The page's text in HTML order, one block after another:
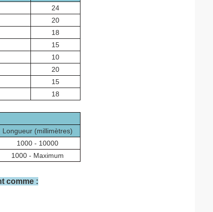
24
20
18
15
10
20
15
18
Longueur (millimètres)
1000 - 10000
1000 - Maximum
comme :